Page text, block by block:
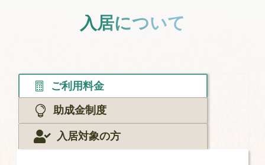
入居について
 ご利用料金
 助成金制度
 入居対象の方